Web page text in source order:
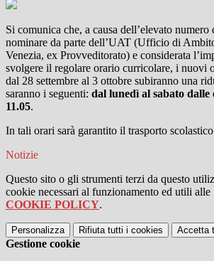
Si comunica che, a causa dell’elevato numero
nominare da parte dell’UAT (Ufficio di
Venezia, ex Provveditorato) e considerata
svolgere il regolare orario curricolare, i nuovi
dal 28 settembre al 3 ottobre subiranno una
saranno i seguenti: dal lunedì al sabato dalle
11.05.
In tali orari sarà garantito il trasporto
Notizie
Questo sito o gli strumenti terzi da questo
cookie necessari al funzionamento ed utili
COOKIE POLICY.
Personalizza Rifiuta tutti i cookies Accetta
Gestione cookie